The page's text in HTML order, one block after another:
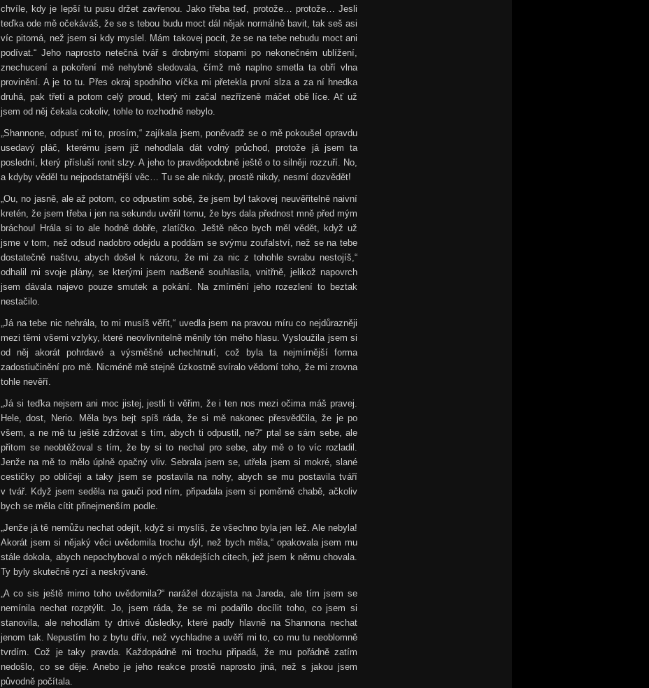
chvíle, kdy je lepší tu pusu držet zavřenou. Jako třeba teď, protože… protože… Jesli
teďka ode mě očekáváš, že se s tebou budu moct dál nějak normálně bavit, tak seš asi
víc pitomá, než jsem si kdy myslel. Mám takovej pocit, že se na tebe nebudu moct ani
podívat.“ Jeho naprosto netečná tvář s drobnými stopami po nekonečném ublížení,
znechucení a pokoření mě nehybně sledovala, čímž mě naplno smetla ta obří vlna
provinění. A je to tu. Přes okraj spodního víčka mi přetekla první slza a za ní hnedka
druhá, pak třetí a potom celý proud, který mi začal nezřízeně máčet obě líce. Ať už
jsem od něj čekala cokoliv, tohle to rozhodně nebylo.
„Shannone, odpusť mi to, prosím,“ zajíkala jsem, poněvadž se o mě pokoušel opravdu
usedavý pláč, kterému jsem již nehodlala dát volný průchod, protože já jsem ta
poslední, který přísluší ronit slzy. A jeho to pravděpodobně ještě o to silněji rozzuří. No,
a kdyby věděl tu nejpodstatnější věc… Tu se ale nikdy, prostě nikdy, nesmí dozvědět!
„Ou, no jasně, ale až potom, co odpustim sobě, že jsem byl takovej neuvěřitelně naivní
kretén, že jsem třeba i jen na sekundu uvěřil tomu, že bys dala přednost mně před mým
bráchou! Hrála si to ale hodně dobře, zlatíčko. Ještě něco bych měl vědět, když už
jsme v tom, než odsud nadobro odejdu a poddám se svýmu zoufalství, než se na tebe
dostatečně naštvu, abych došel k názoru, že mi za nic z tohohle svrabu nestojíš,“
odhalil mi svoje plány, se kterými jsem nadšeně souhlasila, vnitřně, jelikož napovrch
jsem dávala najevo pouze smutek a pokání. Na zmírnění jeho rozezlení to beztak
nestačilo.
„Já na tebe nic nehrála, to mi musíš věřit,“ uvedla jsem na pravou míru co nejdůrazněji
mezi těmi všemi vzlyky, které neovlivnitelně měnily tón mého hlasu. Vysloužila jsem si
od něj akorát pohrdavé a výsměšné uchechtnutí, což byla ta nejmírnější forma
zadostiučinění pro mě. Nicméně mě stejně úzkostně svíralo vědomí toho, že mi zrovna
tohle nevěří.
„Já si teďka nejsem ani moc jistej, jestli ti věřim, že i ten nos mezi očima máš pravej.
Hele, dost, Nerio. Měla bys bejt spíš ráda, že si mě nakonec přesvědčila, že je po
všem, a ne mě tu ještě zdržovat s tím, abych ti odpustil, ne?“ ptal se sám sebe, ale
přitom se neobtěžoval s tím, že by si to nechal pro sebe, aby mě o to víc rozladil.
Jenže na mě to mělo úplně opačný vliv. Sebrala jsem se, utřela jsem si mokré, slané
cestičky po obličeji a taky jsem se postavila na nohy, abych se mu postavila tváří
v tvář. Když jsem seděla na gauči pod ním, připadala jsem si poměrně chabě, ačkoliv
bych se měla cítit přinejmenším podle.
„Jenže já tě nemůžu nechat odejít, když si myslíš, že všechno byla jen lež. Ale nebyla!
Akorát jsem si nějaký věci uvědomila trochu dýl, než bych měla,“ opakovala jsem mu
stále dokola, abych nepochyboval o mých někdejších citech, jež jsem k němu chovala.
Ty byly skutečně ryzí a neskrývané.
„A co sis ještě mimo toho uvědomila?“ narážel dozajista na Jareda, ale tím jsem se
nemínila nechat rozptýlit. Jo, jsem ráda, že se mi podařilo docílit toho, co jsem si
stanovila, ale nehodlám ty drtivé důsledky, které padly hlavně na Shannona nechat
jenom tak. Nepustím ho z bytu dřív, než vychladne a uvěří mi to, co mu tu neoblomně
tvrdím. Což je taky pravda. Každopádně mi trochu připadá, že mu pořádně zatím
nedošlo, co se děje. Anebo je jeho reakce prostě naprosto jiná, než s jakou jsem
původně počítala.